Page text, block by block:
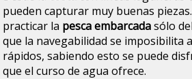
pueden capturar muy buenas
practicar la pesca embarcadasólo
que la navegabilidad se imposibilita
rápidos, sabiendo esto se puede
que el curso de agua ofrece.